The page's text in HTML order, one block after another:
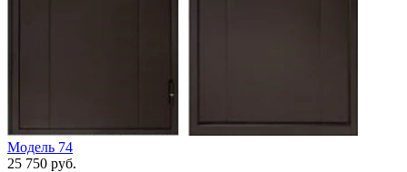
Модель 74
25 750 руб.